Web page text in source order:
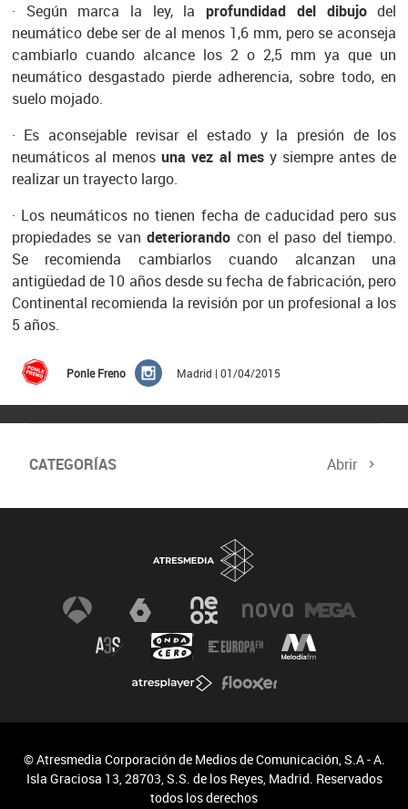
· Según marca la ley, laprofundidad del dibujodel
neumático debe ser de al menos 1,6 mm, pero se aconseja
cambiarlo cuando alcance los 2 o 2,5 mm ya que un
neumático desgastado pierde adherencia, sobre todo, en
suelo mojado.
· Es aconsejable revisar el estado y la presión de los
neumáticos al menosuna vez al mes y siempre antes de
realizar un trayecto largo.
· Los neumáticos no tienen fecha de caducidad pero sus
propiedades se van deteriorando con el paso del tiempo.
Se recomienda cambiarlos cuando alcanzan una
antigüedad de 10 años desde su fecha de fabricación, pero
Continental recomienda la revisión por un profesional a los
5 años.
Ponle Freno Madrid | 01/04/2015
CATEGORÍAS Abrir
© Atresmedia Corporación de Medios de Comunicación, S.A - A.
Isla Graciosa 13, 28703, S.S. de los Reyes, Madrid. Reservados
todos los derechos